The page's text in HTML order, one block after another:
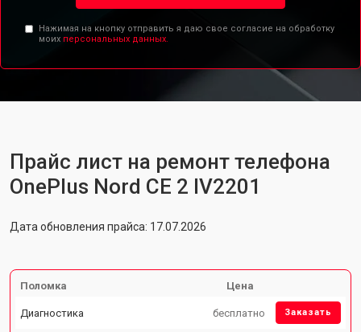
Нажимая на кнопку отправить я даю свое согласие на обработку
моих персональных данных.
Прайс лист на ремонт телефона
OnePlus Nord CE 2 IV2201
Дата обновления прайса: 17.07.2026
Поломка Цена
Диагностика бесплатно Заказать